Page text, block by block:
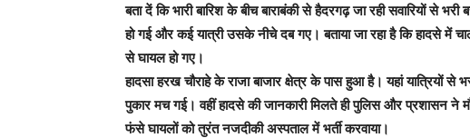
बता दें कि भारी बारिश के बीच बाराबंकी से हैदरगढ़ जा रही सवारियों से
हो गई और कई यात्री उसके नीचे दब गए। बताया जा रहा है कि हादसे में
से घायल हो गए।
हादसा हरख चौराहे के राजा बाजार क्षेत्र के पास हुआ है। यहां यात्रियों
पुकार मच गई। वहीं हादसे की जानकारी मिलते ही पुलिस और प्रशासन ने
फंसे घायलों को तुरंत नजदीकी अस्पताल में भर्ती करवाया।